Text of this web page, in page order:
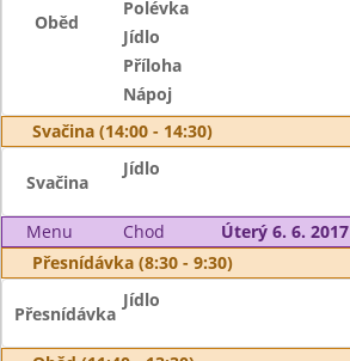
Oběd
Polévka
Jídlo
Příloha
Nápoj
Svačina (14:00 - 14:30)
Svačina
Jídlo
Menu Chod
Úterý 6. 6. 2017
Přesnídávka (8:30 - 9:30)
Přesnídávka
Jídlo